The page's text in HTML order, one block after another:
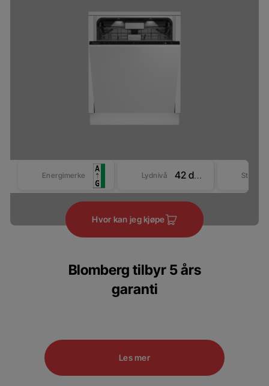
Energimerke Lydnivå 42 dBA
Hvor kan jeg kjøpe
Blomberg tilbyr 5 års
garanti
Les mer